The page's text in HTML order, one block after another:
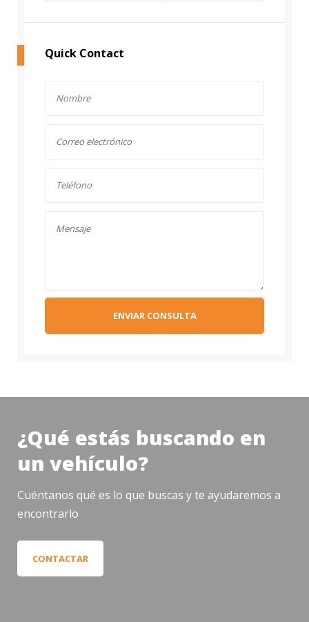
Quick Contact
ENVIAR CONSULTA
¿Qué estás buscando en
un vehículo?
Cuéntanos qué es lo que buscas y te ayudaremos a
encontrarlo
CONTACTAR